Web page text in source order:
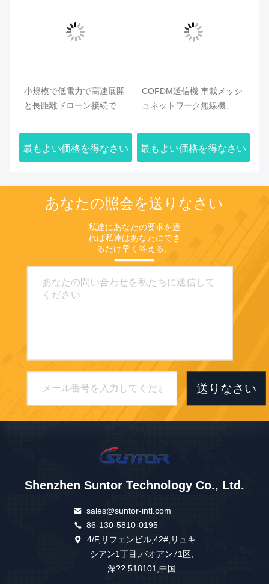
小規模で低電力で高速展開
と長距離ドローン接続でド
適化
最もよい価格を得なさい
COFDM送信機 車載メッシ
ュネットワーク無線機、2U
トウェイ不要の無線通信を
サポート
最もよい価格を得なさい
あなたの照会を送りなさい
私達にあなたの要求を送
れば私達はあなたにでき
るだけ早く答える。
送りなさい
Shenzhen Suntor Technology Co., Ltd.
sales@suntor-intl.com
86-130-5810-0195
4/F,リフェンビル,42#,リュキ
シアン1丁目,バオアン71区,
深?? 518101,中国